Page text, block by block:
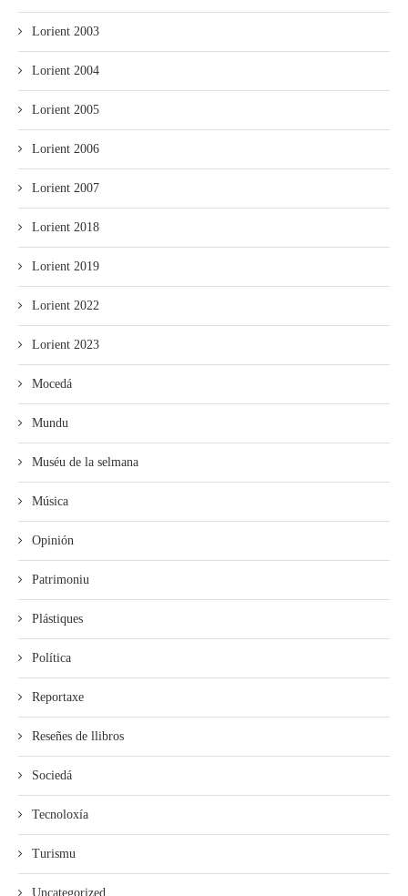
Lorient 2003
Lorient 2004
Lorient 2005
Lorient 2006
Lorient 2007
Lorient 2018
Lorient 2019
Lorient 2022
Lorient 2023
Mocedá
Mundu
Muséu de la selmana
Música
Opinión
Patrimoniu
Plástiques
Política
Reportaxe
Reseñes de llibros
Sociedá
Tecnoloxía
Turismu
Uncategorized